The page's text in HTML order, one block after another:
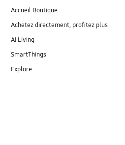
Accueil Boutique
Achetez directement, profitez plus
AI Living
SmartThings
Explore